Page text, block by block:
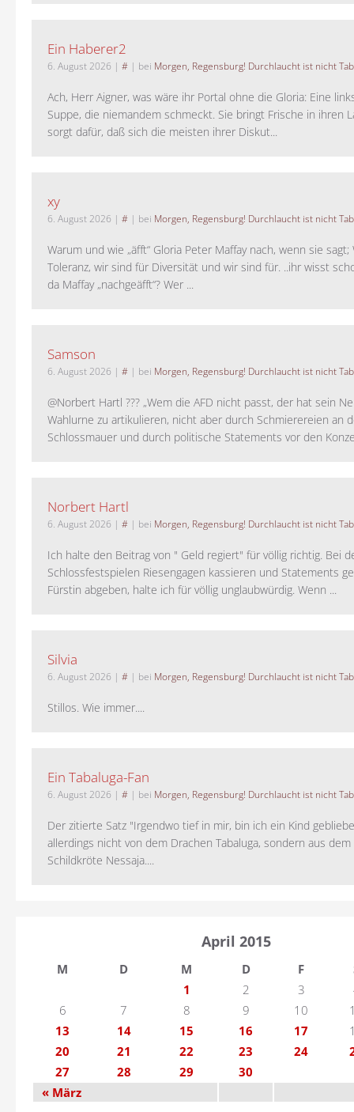
Ein Haberer2
6. August 2026 | # | bei Morgen, Regensburg! Durchlaucht ist nicht
Ach, Herr Aigner, was wäre ihr Portal ohne die Gloria: Eine
Suppe, die niemandem schmeckt. Sie bringt Frische in ihren
sorgt dafür, daß sich die meisten ihrer Diskut...
xy
6. August 2026 | # | bei Morgen, Regensburg! Durchlaucht ist nicht
Warum und wie „äfft“ Gloria Peter Maffay nach, wenn sie
Toleranz, wir sind für Diversität und wir sind für. ..ihr wisst
da Maffay „nachgeäfft“? Wer ...
Samson
6. August 2026 | # | bei Morgen, Regensburg! Durchlaucht ist nicht
@Norbert Hartl ??? „Wem die AFD nicht passt, der hat sein
Wahlurne zu artikulieren, nicht aber durch Schmierereien an
Schlossmauer und durch politische Statements vor den
Norbert Hartl
6. August 2026 | # | bei Morgen, Regensburg! Durchlaucht ist nicht
Ich halte den Beitrag von " Geld regiert" für völlig richtig. Bei
Schlossfestspielen Riesengagen kassieren und Statements
Fürstin abgeben, halte ich für völlig unglaubwürdig. Wenn ...
Silvia
6. August 2026 | # | bei Morgen, Regensburg! Durchlaucht ist nicht
Stillos. Wie immer....
Ein Tabaluga-Fan
6. August 2026 | # | bei Morgen, Regensburg! Durchlaucht ist nicht
Der zitierte Satz "Irgendwo tief in mir, bin ich ein Kind
allerdings nicht von dem Drachen Tabaluga, sondern aus
Schildkröte Nessaja....
April 2015
M D M D F
1
2 3
6
7 8 9 10
13
14 15 16 17
20
21 22 23 24
27
28 29
30
« März